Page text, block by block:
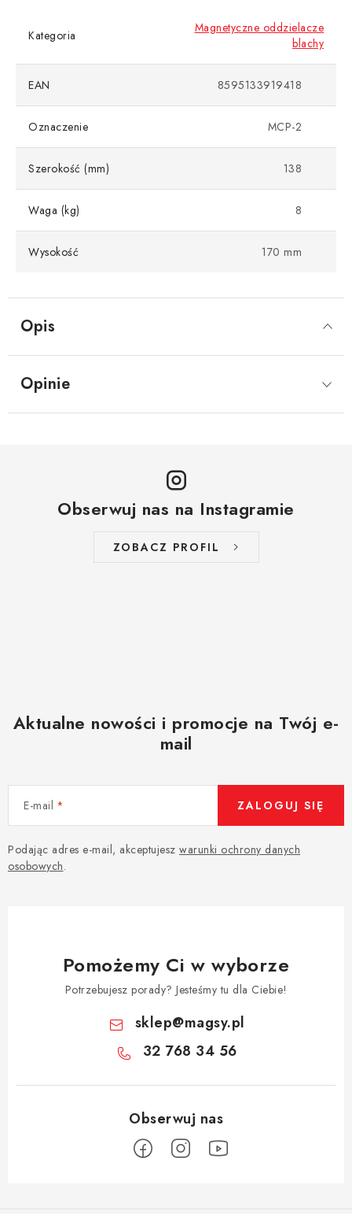
Opis
Kategoria
Magnetyczne oddzielacze
blachy
EAN 8595133919418
Oznaczenie MCP-2
Szerokość (mm) 138
Waga (kg) 8
Wysokość 170 mm
Opinie
Obserwuj nas na Instagramie
ZOBACZ PROFIL
Aktualne nowości i promocje na Twój e-
mail
E-mail
Podając adres e-mail, akceptujesz warunki ochrony danych
osobowych.
ZALOGUJ SIĘ
Pomożemy Ci w wyborze
Potrzebujesz porady? Jesteśmy tu dla Ciebie!
sklep@magsy.pl
32 768 34 56